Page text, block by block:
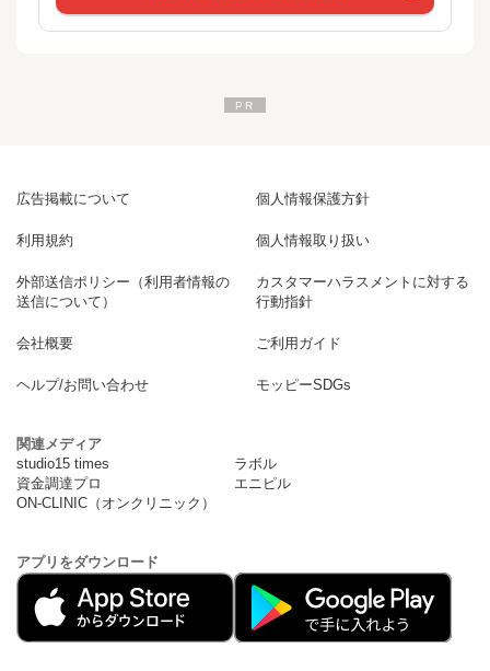
広告掲載について 個人情報保護方針
利用規約 個人情報取り扱い
外部送信ポリシー（利用者情報の
送信について）
カスタマーハラスメントに対する
行動指針
会社概要 ご利用ガイド
ヘルプ/お問い合わせ モッピーSDGs
関連メディア
studio15 times
ラボル
資金調達プロ
エニピル
ON-CLINIC（オンクリニック）
アプリをダウンロード